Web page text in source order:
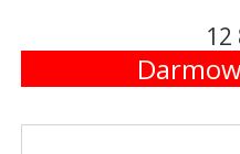
12